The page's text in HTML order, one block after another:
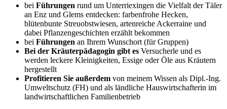
bei Führungen rund um Unterriexingen die Vielfalt der Täler
an Enz und Glems entdecken: farbenfrohe Hecken,
blütenbunte Streuobstwiesen, artenreiche Ackerraine und
dabei Pflanzengeschichten erzählt bekommen
bei Führungen an Ihrem Wunschort (für Gruppen)
Bei der Kräuterpädagogin gibt es Versucherle und es
werden leckere Kleinigkeiten, Essige oder Öle aus Kräutern
hergestellt
Profitieren Sie außerdem von meinem Wissen als Dipl.-Ing.
Umweltschutz (FH) und als ländliche Hauswirtschafterin im
landwirtschaftlichen Familienbetrieb